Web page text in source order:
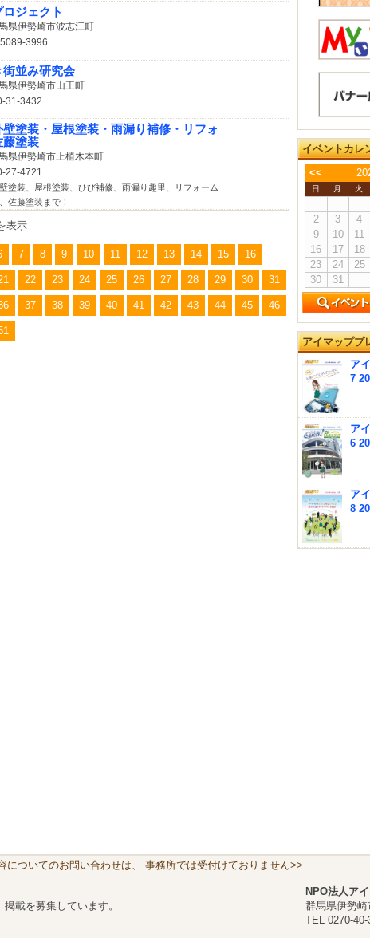
ロジェクト
県伊勢崎市波志江町
3996
街並み研究会
県伊勢崎市山王町
31-3432
塗装・屋根塗装・雨漏り補修・リフォ
塗装
県伊勢崎市上植木本町
27-4721
塗装、屋根塗装、ひび補修、雨漏り趣里、リフォーム
佐藤塗装まで！
表示
7 8 9 10 11 12 13 14 15 16
22 23 24 25 26 27 28 29 30 31
37 38 39 40 41 42 43 44 45 46
イベントカレ
<<
日 月 火
2
3 4
9
10 11
16
17 18
23
24 25
30
31
アイマッププ
ア
7
ア
6
ア
8
についてのお問い合わせは、 事務所では受付けておりません>>
載を募集しています。
NPO法人ア
群馬県伊勢
TEL 0270-40-